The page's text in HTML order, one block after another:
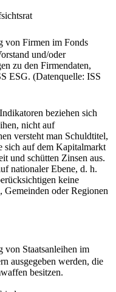
von Firmen im Fonds
und/oder
zu den Firmendaten,
ESG. (Datenquelle: ISS
beziehen sich
nicht auf
versteht man Schuldtitel,
sich auf dem Kapitalmarkt
und schütten Zinsen aus.
nationaler Ebene, d. h.
keine
oder Regionen
Staatsanleihen im
ausgegeben werden, die
besitzen.